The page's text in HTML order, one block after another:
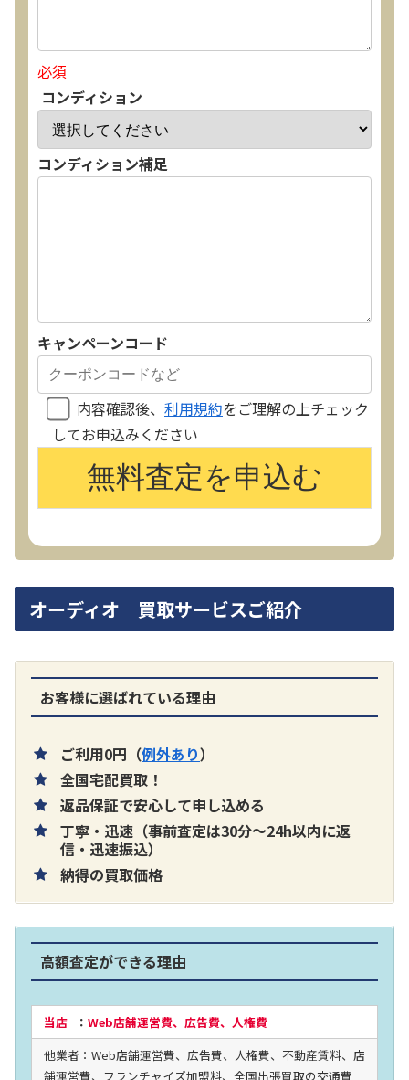
必須
コンディション
コンディション補足
キャンペーンコード
内容確認後、 利用規約をご理解の上チェック
してお申込みください
オーディオ 買取サービスご紹介
お客様に選ばれている理由
ご利用0円（例外あり）
全国宅配買取！
返品保証で安心して申し込める
丁寧・迅速（事前査定は30分～24h以内に返
信・迅速振込）
納得の買取価格
高額査定ができる理由
当店： Web店舗運営費、広告費、人権費
他業者：Web店舗運営費、広告費、人権費、不動産賃料、店
舗運営費、フランチャイズ加盟料、全国出張買取の交通費